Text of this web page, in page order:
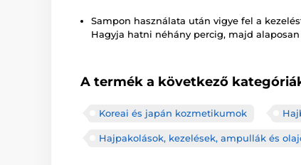
Sampon használata után vigye fel a
Hagyja hatni néhány percig, majd
A termék a következő
Koreai és japán kozmetikumok
Hajpakolások, kezelések, ampullák és